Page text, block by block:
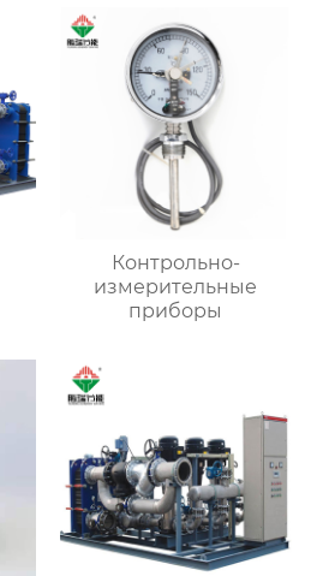
Контрольно-
измерительные
приборы